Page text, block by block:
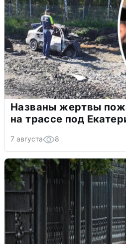
Названы жертвы
на трассе под
7 августа 8